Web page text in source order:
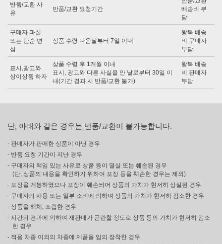
반품/교환 사
유
반품/교환 요청기간
배송비 부
담
구매자 과실
또는 단순 변
심
상품 수령 다음날부터 7일 이내
왕복 배송
비 구매자
부담
표시,광고와
상이상품 하자
상품 수령 후 1개월 이내
표시, 광고와 다른 사실을 안 날로부터 30일 이
내(기간 경과 시 반품/교환 불가)
왕복 배송
비 판매자
부담
단, 아래와 같은 경우는 반품/교환이 불가능합니다.
- 판매자가 판매한 상품이 아닌 경우
- 반품 요청 기간이 지난 경우
- 구매자의 책임 있는 사유로 상품 등이 멸실 또는 훼손된 경우
(단, 상품의 내용을 확인하기 위하여 포장 등을 훼손한 경우는 제외)
- 포장을 개봉하였으나 포장이 훼손되어 상품의 가치가 현저히 상실된 경우
- 구매자의 사용 또는 일부 소비에 의하여 상품의 가치가 현저히 감소한 경우
- 상품을 해체, 조립한 경우
- 시간의 경과에 의하여 재판매가 곤란할 정도로 상품 등의 가치가 현저히 감소
한 경우
- 적용 차종 이외의 차종에 제품을 임의 장착한 경우